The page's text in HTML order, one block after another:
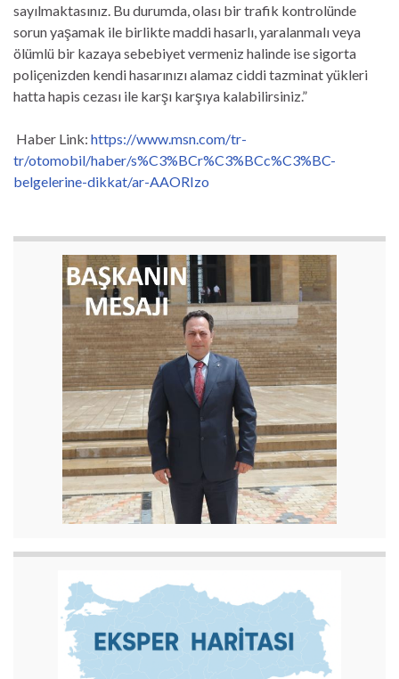
sayılmaktasınız. Bu durumda, olası bir trafik kontrolünde
sorun yaşamak ile birlikte maddi hasarlı, yaralanmalı veya
ölümlü bir kazaya sebebiyet vermeniz halinde ise sigorta
poliçenizden kendi hasarınızı alamaz ciddi tazminat yükleri
hatta hapis cezası ile karşı karşıya kalabilirsiniz.”
Haber Link: https://www.msn.com/tr-
tr/otomobil/haber/s%C3%BCr%C3%BCc%C3%BC-
belgelerine-dikkat/ar-AAORIzo